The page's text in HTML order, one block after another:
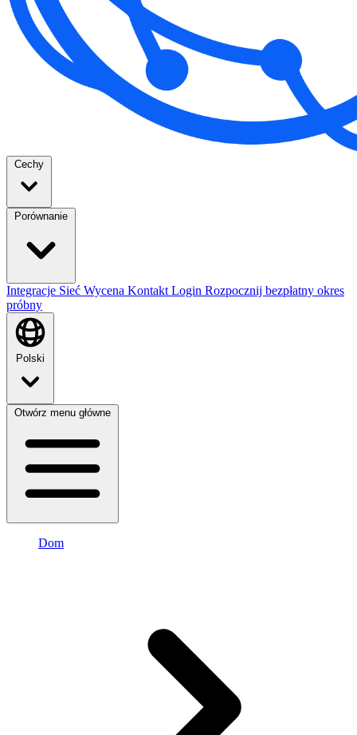
Cechy
Porównanie
Integracje Sieć Wycena Kontakt Login Rozpocznij bezpłatny okres
próbny
Polski
Otwórz menu główne
Dom